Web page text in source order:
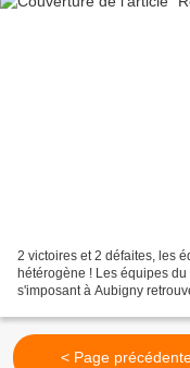
2 victoires et 2 défaites, les
hétérogène ! Les équipes
s'imposant à Aubigny
< Page